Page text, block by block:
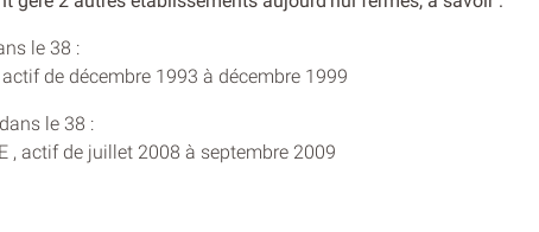
le 38 :
de décembre 1993 à décembre 1999
le 38 :
, actif de juillet 2008 à septembre 2009